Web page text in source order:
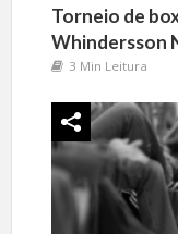
Torneio de
Whindersson
3 Min Leitura